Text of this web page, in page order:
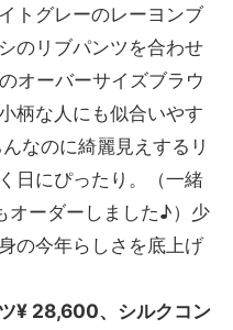
トグレーのレーヨンブ
のリブパンツを合わせ
オーバーサイズブラウ
柄な人にも似合いやす
なのに綺麗見えするリ
日にぴったり。（一緒
オーダーしました♪）少
の今年らしさを底上げ
¥ 28,600、シルクコン